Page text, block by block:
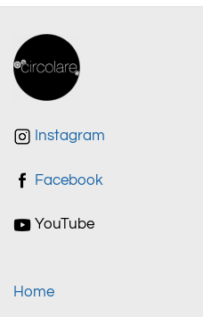
Instagram
Facebook
YouTube
Home